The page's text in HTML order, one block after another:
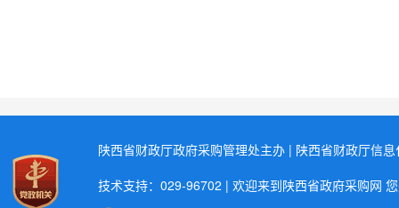
陕西省财政厅政府采购管理处主办 | 陕西省财政厅信
技术支持：029-96702 | 欢迎来到陕西省政府采购网